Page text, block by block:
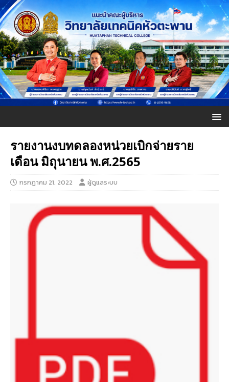
รายงานงบทดลองหน่วยเบิกจ่ายราย
เดือน มิถุนายน พ.ศ.2565
กรกฎาคม 21, 2022 ผู้ดูแลระบบ